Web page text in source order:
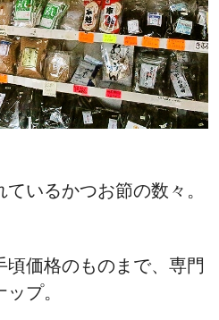
いるかつお節の数々。
価格のものまで、専門
プ。